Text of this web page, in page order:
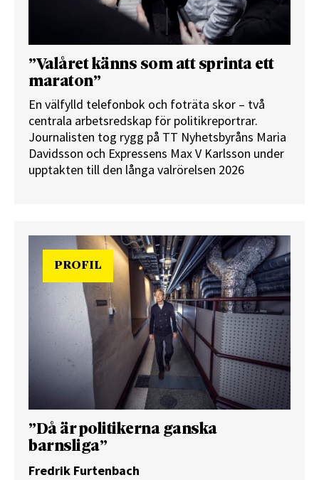
”Valåret känns som att sprinta ett
maraton”
En välfylld telefonbok och foträta skor – två
centrala arbetsredskap för politikreportrar.
Journalisten tog rygg på TT Nyhetsbyråns Maria
Davidsson och Expressens Max V Karlsson under
upptakten till den långa valrörelsen 2026
PROFIL
”Då är politikerna ganska
barnsliga”
Fredrik Furtenbach